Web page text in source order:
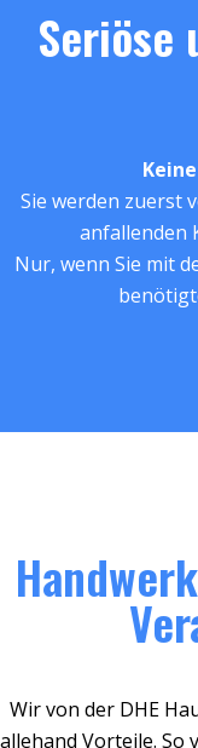
Seriöse
Sie werden zuerst
anfallenden
Nur, wenn Sie mit
Wir von der DHE
allehand Vorteile. So